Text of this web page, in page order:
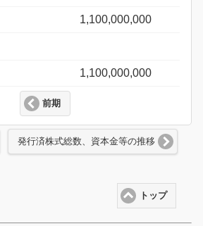
1,100,000,000
1,100,000,000
前期
発行済株式総数、資本金等の推移
トップ